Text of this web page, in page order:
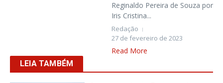
Reginaldo Pereira de Souza por
Iris Cristina...
Redação
27 de fevereiro de 2023
Read More
LEIA TAMBÉM